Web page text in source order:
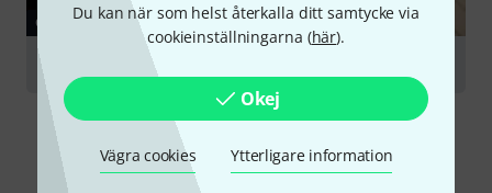
Du kan när som helst återkalla ditt samtycke via
cookieinställningarna (här).
Okej
Vägra cookies Ytterligare information
GUIDE
Acoustic Piano